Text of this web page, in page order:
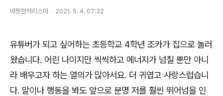
따뜻한카리스마 2021. 5. 4. 07:32
유튜버가 되고 싶어하는 초등학교 4학년 조카가 집으로 놀러
왔습니다. 어린 나이지만 씩씩하고 에너지가 넘칠 뿐만 아니
라 배우고자 하는 열의가 많아서요. 더 귀엽고 사랑스럽습니
다. 말이나 행동을 봐도 앞으로 분명 저를 훨씬 뛰어넘을 인